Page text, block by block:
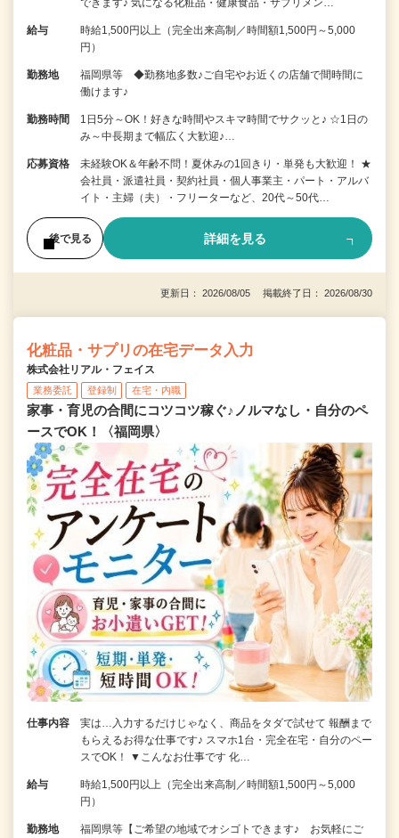
できます♪ 気になる化粧品・健康食品・サプリメン…
給与
時給1,500円以上（完全出来高制／時間額1,500円～5,000
円）
勤務地
福岡県等 ◆勤務地多数♪ご自宅やお近くの店舗で間時間に
働けます♪
勤務時間
1日5分～OK！好きな時間やスキマ時間でサクッと♪ ☆1日の
み～中長期まで幅広く大歓迎♪…
応募資格
未経験OK＆年齢不問！夏休みの1回きり・単発も大歓迎！ ★
会社員・派遣社員・契約社員・個人事業主・パート・アルバ
イト・主婦（夫）・フリーターなど、20代～50代…
後で見る 詳細を見る
更新日： 2026/08/05 掲載終了日： 2026/08/30
化粧品・サプリの在宅データ入力
株式会社リアル・フェイス
業務委託 登録制 在宅・内職
家事・育児の合間にコツコツ稼ぐ♪ノルマなし・自分のペ
ースでOK！〈福岡県〉
仕事内容
実は…入力するだけじゃなく、商品をタダで試せて 報酬まで
もらえるお得な仕事です♪ スマホ1台・完全在宅・自分のペー
スでOK！ ▼こんなお仕事です 化…
給与
時給1,500円以上（完全出来高制／時間額1,500円～5,000
円）
勤務地
福岡県等【ご希望の地域でオシゴトできます♪ お気軽にご